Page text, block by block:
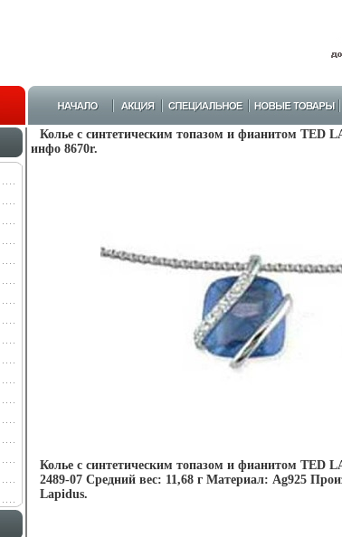
Колье с синтетическим топазом и фианитом TED
инфо 8670r.
Колье с синтетическим топазом и фианитом TED
2489-07 Средний вес: 11,68 г Материал: Ag925
Lapidus.